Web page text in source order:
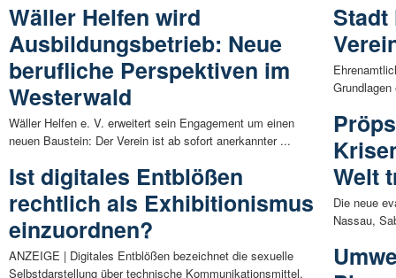
Wäller Helfen wird
Ausbildungsbetrieb: Neue
berufliche Perspektiven im
Westerwald
Wäller Helfen e. V. erweitert sein Engagement um einen
neuen Baustein: Der Verein ist ab sofort anerkannter ...
Ist digitales Entblößen
rechtlich als Exhibitionismus
einzuordnen?
ANZEIGE | Digitales Entblößen bezeichnet die sexuelle
Selbstdarstellung über technische Kommunikationsmittel.
Stadt
Welt
Die neue
Nassau,